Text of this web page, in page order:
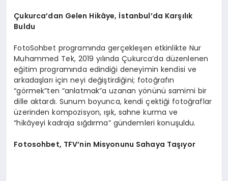
Çukurca’dan Gelen Hikâye, İstanbul’da Karşılık
Buldu
FotoSohbet programında gerçekleşen etkinlikte Nur
Muhammed Tek, 2019 yılında Çukurca’da düzenlenen
eğitim programında edindiği deneyimin kendisi ve
arkadaşları için neyi değiştirdiğini; fotoğrafın
“görmek”ten “anlatmak”a uzanan yönünü samimi bir
dille aktardı. Sunum boyunca, kendi çektiği fotoğraflar
üzerinden kompozisyon, ışık, sahne kurma ve
“hikâyeyi kadraja sığdırma” gündemleri konuşuldu.
Fotosohbet, TFV’nin Misyonunu Sahaya Taşıyor